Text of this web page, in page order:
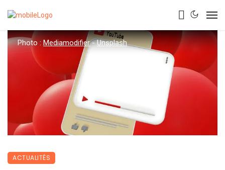
Photo :Mediamodifier-Unsplash
ACTUALITÉS